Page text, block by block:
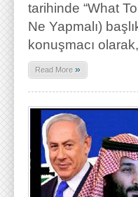
tarihinde “What
Ne Yapmalı)
konuşmacı olarak,
Read More »